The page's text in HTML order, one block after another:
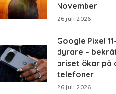
November
26 juli 2026
Google Pixel
dyrare –
priset ökar på
telefoner
26 juli 2026